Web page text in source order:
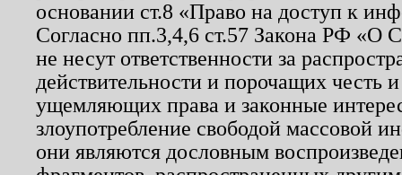
основании ст.8 «Право на доступ к
Согласно пп.3,4,6 ст.57 Закона РФ «О
не несут ответственности за
действительности и порочащих честь
ущемляющих права и законные
злоупотребление свободой массовой
они являются дословным